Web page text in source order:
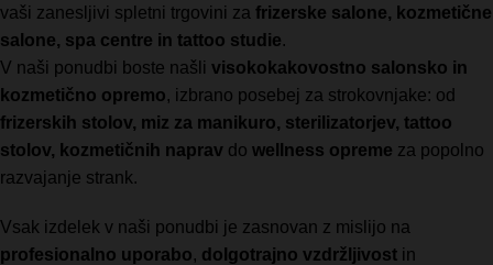
vaši zanesljivi spletni trgovini za frizerske salone, kozmetične
salone, spa centre in tattoo studie.
V naši ponudbi boste našli visokokakovostno salonsko in
kozmetično opremo, izbrano posebej za strokovnjake: od
frizerskih stolov, miz za manikuro, sterilizatorjev, tattoo
stolov, kozmetičnih naprav do wellness opreme za popolno
razvajanje strank.
Vsak izdelek v naši ponudbi je zasnovan z mislijo na
profesionalno uporabo, dolgotrajno vzdržljivost in